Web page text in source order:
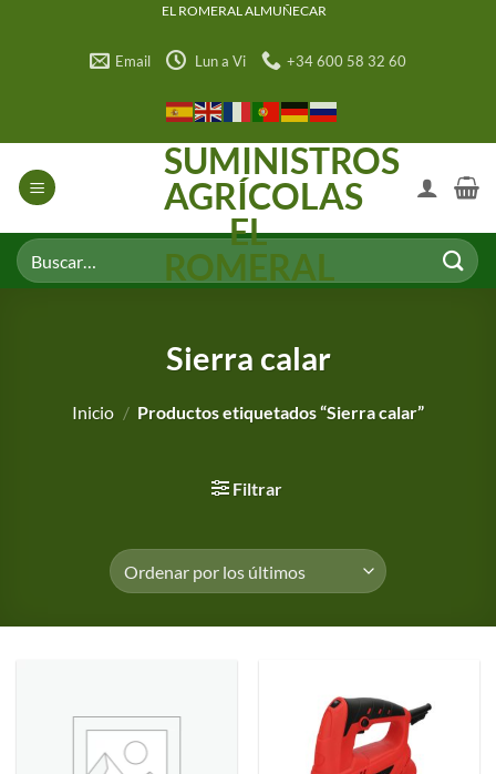
EL ROMERAL ALMUÑECAR
Email Lun a Vi +34 600 58 32 60
SUMINISTROS
AGRÍCOLAS
EL
ROMERAL
Buscar
por:
Sierra calar
Inicio / Productos etiquetados “Sierra calar”
Filtrar